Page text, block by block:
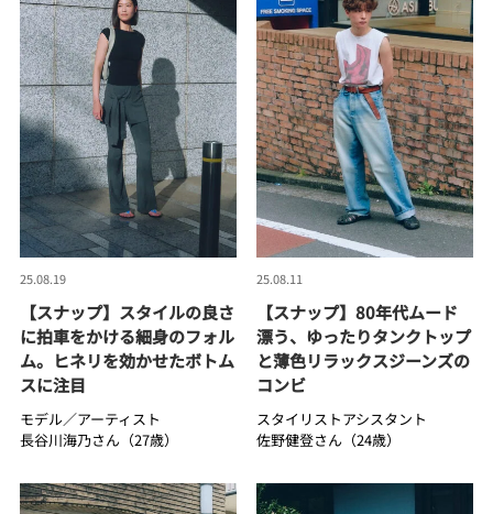
25.08.19
【スナップ】スタイルの良さ
に拍車をかける細身のフォル
ム。ヒネリを効かせたボトム
スに注目
モデル／アーティスト
長谷川海乃さん（27歳）
25.08.11
【スナップ】80年代ムード
漂う、ゆったりタンクトップ
と薄色リラックスジーンズの
コンビ
スタイリストアシスタント
佐野健登さん（24歳）